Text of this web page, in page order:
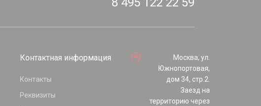
Контактная информация
Контакты
Реквизиты
Москва, ул.
Южнопортовая,
дом 34, стр.2.
Заезд на
территорию через